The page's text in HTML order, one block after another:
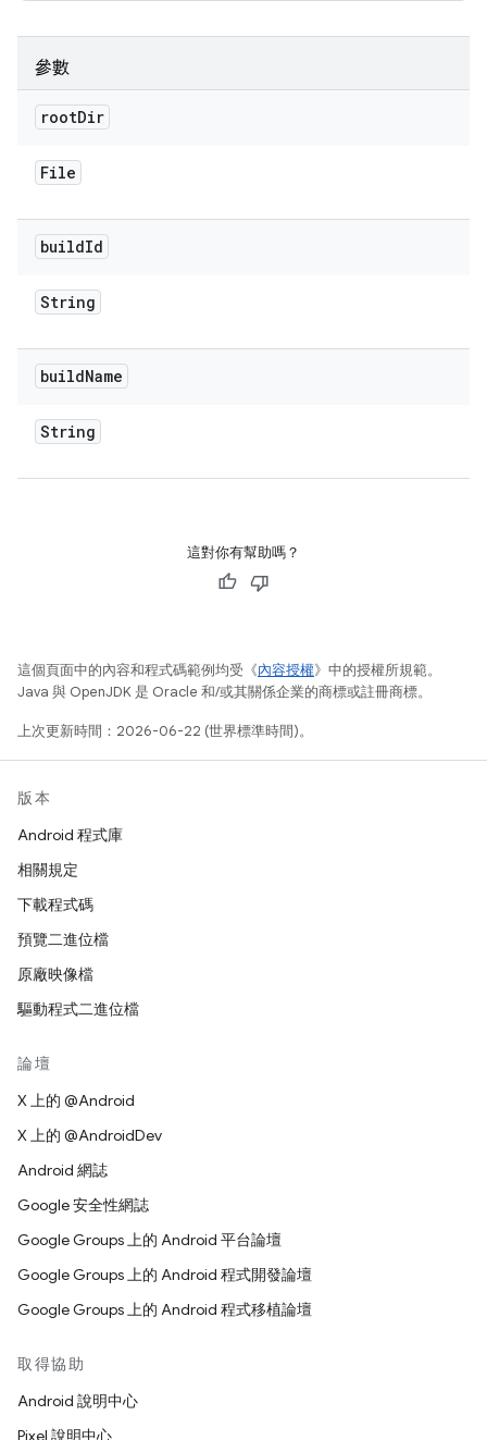
參數
rootDir
File
buildId
String
buildName
String
這對你有幫助嗎？
這個頁面中的內容和程式碼範例均受《內容授權》中的授權所規範。
Java 與 OpenJDK 是 Oracle 和/或其關係企業的商標或註冊商標。
上次更新時間：2026-06-22 (世界標準時間)。
版本
Android 程式庫
相關規定
下載程式碼
預覽二進位檔
原廠映像檔
驅動程式二進位檔
論壇
X 上的 @Android
X 上的 @AndroidDev
Android 網誌
Google 安全性網誌
Google Groups 上的 Android 平台論壇
Google Groups 上的 Android 程式開發論壇
Google Groups 上的 Android 程式移植論壇
取得協助
Android 說明中心
Pixel 說明中心